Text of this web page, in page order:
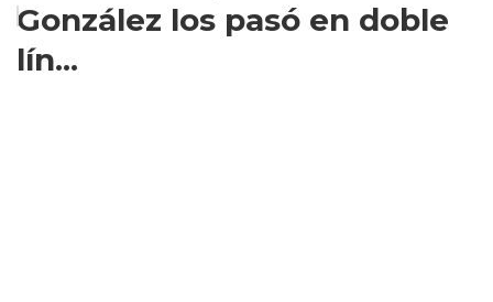
González los pasó en doble
lín...